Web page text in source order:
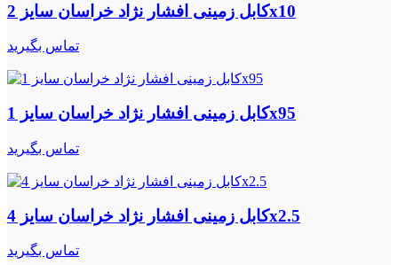
کابل زمینی افشار نژاد خراسان سایز 2x10
تماس بگیرید
کابل زمینی افشار نژاد خراسان سایز 1x95
تماس بگیرید
کابل زمینی افشار نژاد خراسان سایز 4x2.5
تماس بگیرید